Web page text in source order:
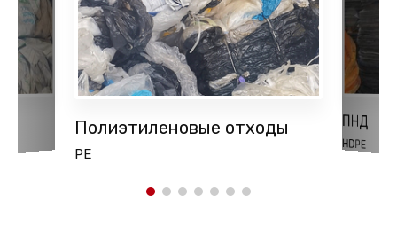
Полиэтиленовые отходы
PE
ПНД
HDPE